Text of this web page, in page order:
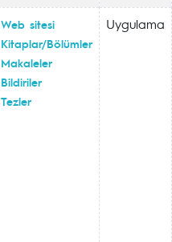
Web sitesi
Kitaplar/Bölümler
Makaleler
Bildiriler
Tezler
Uygulama